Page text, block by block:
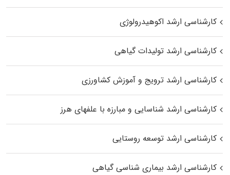
کارشناسی ارشد اکوهیدرولوژی
کارشناسی ارشد تولیدات گیاهی
کارشناسی ارشد ترویج و آموزش کشاورزی
کارشناسی ارشد شناسایی و مبارزه با علفهای هرز
کارشناسی ارشد توسعه روستایی
کارشناسی ارشد بیماری‌ شناسی گیاهی